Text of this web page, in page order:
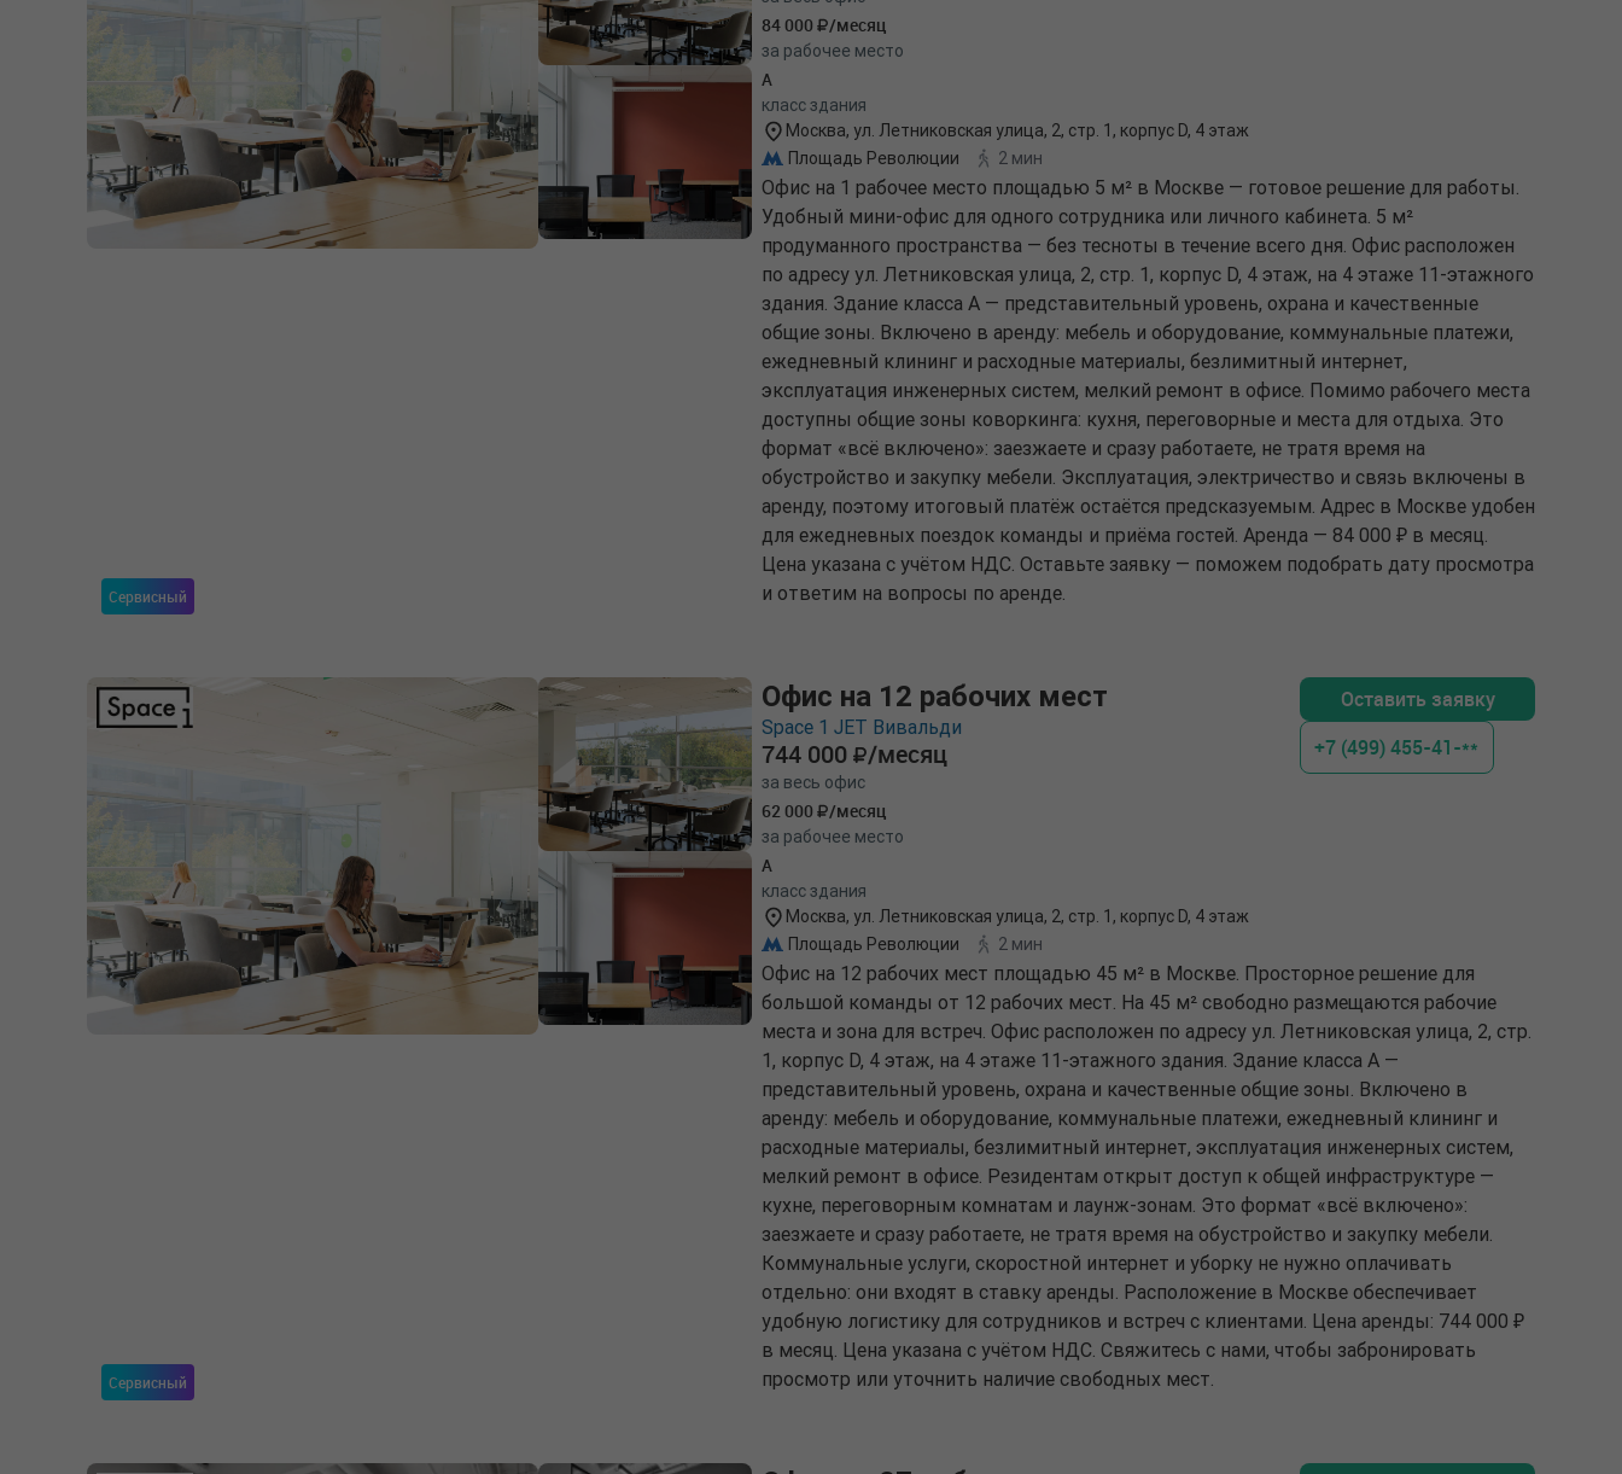
Сервисный
84 000 /месяц
за рабочее место
A
класс здания
Москва, ул. Летниковская улица, 2, стр. 1, корпус D, 4 этаж
Площадь Революции
2 мин
Офис на 1 рабочее место площадью 5 м² в Москве — готовое решение для работы.
Удобный мини-офис для одного сотрудника или личного кабинета. 5 м²
продуманного пространства — без тесноты в течение всего дня. Офис расположен
по адресу ул. Летниковская улица, 2, стр. 1, корпус D, 4 этаж, на 4 этаже 11-этажного
здания. Здание класса A — представительный уровень, охрана и качественные
общие зоны. Включено в аренду: мебель и оборудование, коммунальные платежи,
ежедневный клининг и расходные материалы, безлимитный интернет,
эксплуатация инженерных систем, мелкий ремонт в офисе. Помимо рабочего места
доступны общие зоны коворкинга: кухня, переговорные и места для отдыха. Это
формат «всё включено»: заезжаете и сразу работаете, не тратя время на
обустройство и закупку мебели. Эксплуатация, электричество и связь включены в
аренду, поэтому итоговый платёж остаётся предсказуемым. Адрес в Москве удобен
для ежедневных поездок команды и приёма гостей. Аренда — 84 000 ₽ в месяц.
Цена указана с учётом НДС. Оставьте заявку — поможем подобрать дату просмотра
и ответим на вопросы по аренде.
Сервисный
Офис на 12 рабочих мест
Space 1 JET Вивальди
744 000 /месяц
за весь офис
62 000 /месяц
за рабочее место
A
класс здания
Москва, ул. Летниковская улица, 2, стр. 1, корпус D, 4 этаж
Площадь Революции
2 мин
Офис на 12 рабочих мест площадью 45 м² в Москве. Просторное решение для
большой команды от 12 рабочих мест. На 45 м² свободно размещаются рабочие
места и зона для встреч. Офис расположен по адресу ул. Летниковская улица, 2, стр.
1, корпус D, 4 этаж, на 4 этаже 11-этажного здания. Здание класса A —
представительный уровень, охрана и качественные общие зоны. Включено в
аренду: мебель и оборудование, коммунальные платежи, ежедневный клининг и
расходные материалы, безлимитный интернет, эксплуатация инженерных систем,
мелкий ремонт в офисе. Резидентам открыт доступ к общей инфраструктуре —
кухне, переговорным комнатам и лаунж-зонам. Это формат «всё включено»:
заезжаете и сразу работаете, не тратя время на обустройство и закупку мебели.
Коммунальные услуги, скоростной интернет и уборку не нужно оплачивать
отдельно: они входят в ставку аренды. Расположение в Москве обеспечивает
удобную логистику для сотрудников и встреч с клиентами. Цена аренды: 744 000 ₽
в месяц. Цена указана с учётом НДС. Свяжитесь с нами, чтобы забронировать
просмотр или уточнить наличие свободных мест.
Оставить заявку
+7 (499) 455-41-**